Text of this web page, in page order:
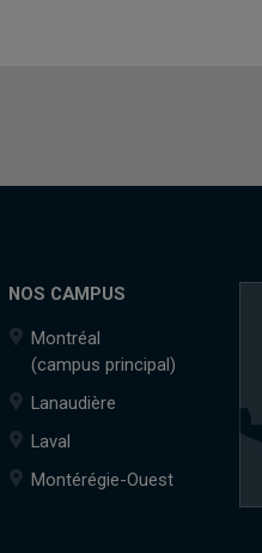
NOS CAMPUS
Montréal
(campus principal)
Lanaudière
Laval
Montérégie-Ouest